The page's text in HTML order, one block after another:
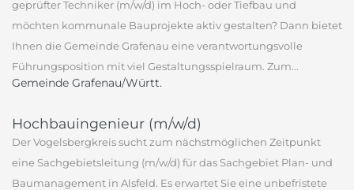
geprüfter Techniker (m/w/d) im Hoch- oder Tiefbau und
möchten kommunale Bauprojekte aktiv gestalten? Dann bietet
Ihnen die Gemeinde Grafenau eine verantwortungsvolle
Führungsposition mit viel Gestaltungsspielraum. Zum...
Gemeinde Grafenau/Württ.
Hochbauingenieur (m/w/d)
Der Vogelsbergkreis sucht zum nächstmöglichen Zeitpunkt
eine Sachgebietsleitung (m/w/d) für das Sachgebiet Plan- und
Baumanagement in Alsfeld. Es erwartet Sie eine unbefristete